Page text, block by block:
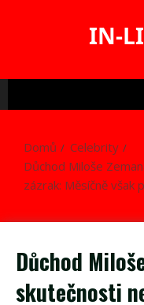
IN-
Domů
Celebrity
Důchod Miloše
zázrak: Měsíčně však
Důchod
skutečnosti